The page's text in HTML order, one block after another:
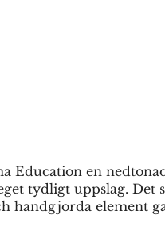
Education en
tydligt uppslag. Det
handgjorda element